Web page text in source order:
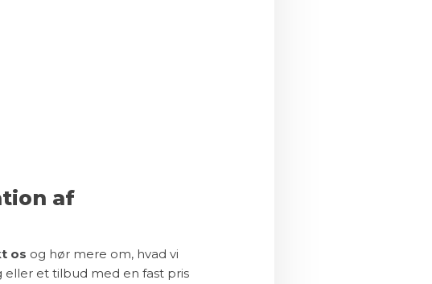
af
os og hør mere om, hvad vi
eller et tilbud med en fast pris